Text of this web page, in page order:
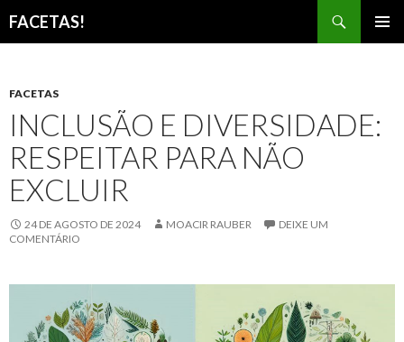
FACETAS!
CONTEÚDO
FACETAS
INCLUSÃO E DIVERSIDADE:
RESPEITAR PARA NÃO
EXCLUIR
24 DE AGOSTO DE 2024 MOACIR RAUBER
DEIXE UM
COMENTÁRIO